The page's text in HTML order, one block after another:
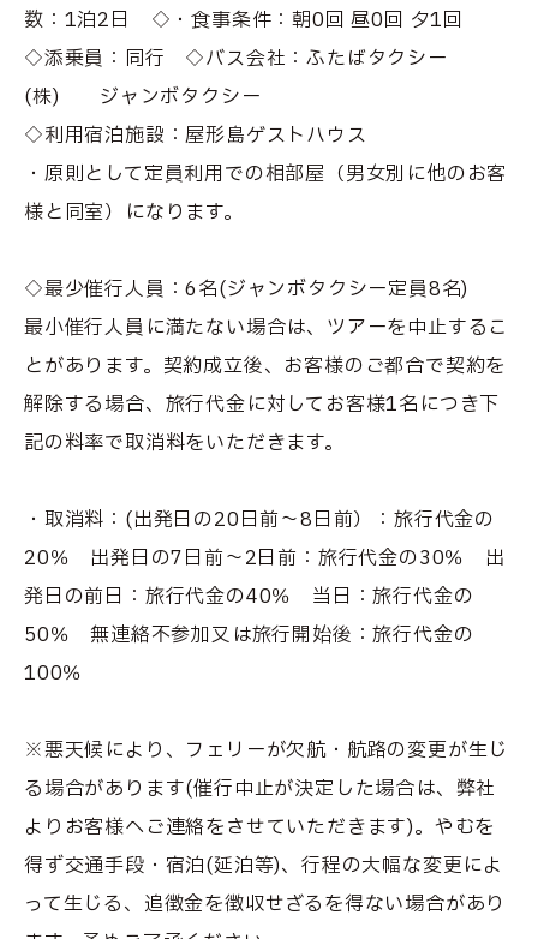
数：1泊2日 ◇・食事条件：朝0回 昼0回 夕1回
◇添乗員：同行 ◇バス会社：ふたばタクシー
(株) ジャンボタクシー
◇利用宿泊施設：屋形島ゲストハウス
・原則として定員利用での相部屋（男女別に他のお客
様と同室）になります。
◇最少催行人員：6名(ジャンボタクシー定員8名)
最小催行人員に満たない場合は、ツアーを中止するこ
とがあります。契約成立後、お客様のご都合で契約を
解除する場合、旅行代金に対してお客様1名につき下
記の料率で取消料をいただきます。
・取消料：(出発日の20日前〜8日前）：旅行代金の
20％ 出発日の7日前〜2日前：旅行代金の30％ 出
発日の前日：旅行代金の40％ 当日：旅行代金の
50％ 無連絡不参加又は旅行開始後：旅行代金の
100％
※悪天候により、フェリーが欠航・航路の変更が生じ
る場合があります(催行中止が決定した場合は、弊社
よりお客様へご連絡をさせていただきます)。やむを
得ず交通手段・宿泊(延泊等)、行程の大幅な変更によ
って生じる、追徴金を徴収せざるを得ない場合があり